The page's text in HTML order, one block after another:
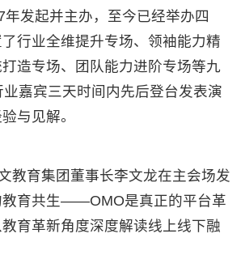
发起并主办，至今已经举办四
行业全维提升专场、领袖能力精
造专场、团队能力进阶专场等九
嘉宾三天时间内先后登台发表演
与见解。
育集团董事长李文龙在主会场发
教育共生——OMO是真正的平台革
育革新角度深度解读线上线下融